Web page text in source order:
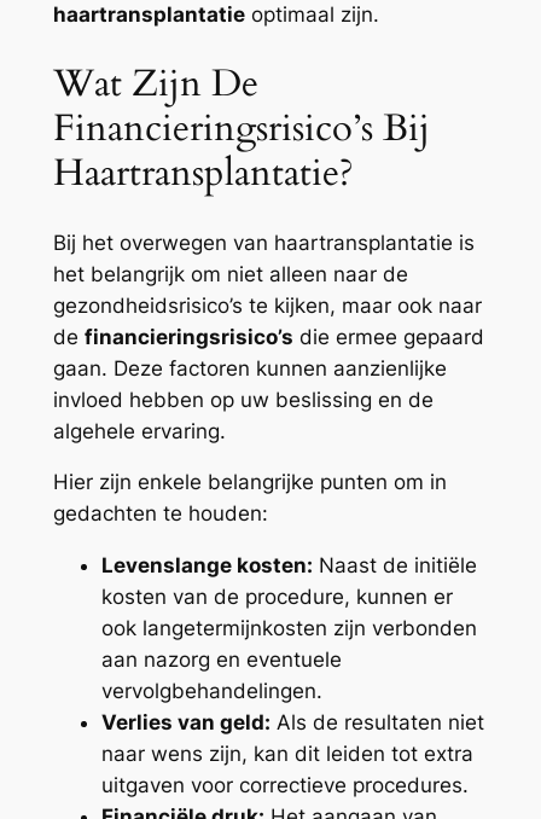
haartransplantatieoptimaal zijn.
Wat Zijn De
Financieringsrisico’s Bij
Haartransplantatie?
Bij het overwegen van haartransplantatie is
het belangrijk om niet alleen naar de
gezondheidsrisico’s te kijken, maar ook naar
de financieringsrisico’s die ermee gepaard
gaan. Deze factoren kunnen aanzienlijke
invloed hebben op uw beslissing en de
algehele ervaring.
Hier zijn enkele belangrijke punten om in
gedachten te houden:
Levenslange kosten: Naast de initiële
kosten van de procedure, kunnen er
ook langetermijnkosten zijn verbonden
aan nazorg en eventuele
vervolgbehandelingen.
Verlies van geld: Als de resultaten niet
naar wens zijn, kan dit leiden tot extra
uitgaven voor correctieve procedures.